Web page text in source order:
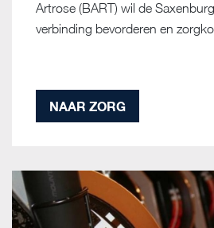
Artrose (BART) wil de
verbinding bevorderen en
NAAR ZORG